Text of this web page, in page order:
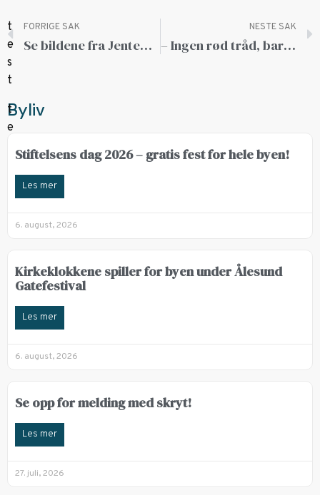
FORRIGE SAK
Se bildene fra Jentebølgen 2026 i Ålesund
NESTE SAK
– Ingen rød tråd, bare veldig mye gøy!
Byliv
Stiftelsens dag 2026 – gratis fest for hele byen!
Les mer
6. august, 2026
Kirkeklokkene spiller for byen under Ålesund
Gatefestival
Les mer
6. august, 2026
Se opp for melding med skryt!
Les mer
27. juli, 2026